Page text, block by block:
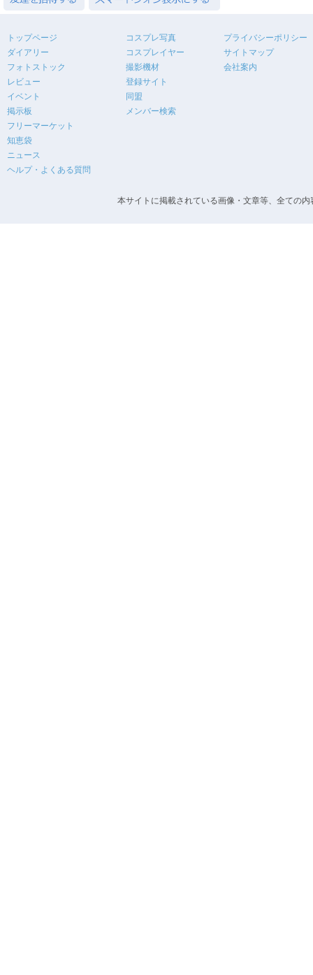
トップページ
ダイアリー
フォトストック
レビュー
イベント
掲示板
フリーマーケット
知恵袋
ニュース
ヘルプ・よくある質問
コスプレ写真
コスプレイヤー
撮影機材
登録サイト
同盟
メンバー検索
プライバシーポリシー
サイトマップ
会社案内
本サイトに掲載されている画像・文章等、全ての